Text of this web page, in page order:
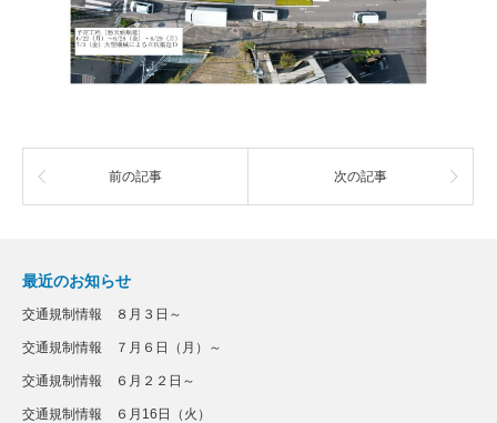
前の記事 次の記事
最近のお知らせ
交通規制情報 ８月３日～
交通規制情報 ７月６日（月）～
交通規制情報 ６月２２日～
交通規制情報 ６月16日（火）